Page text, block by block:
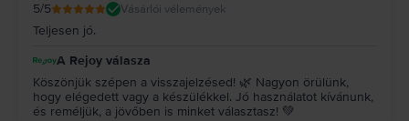
5/5 Vásárlói vélemények
Teljesen jó.
A Rejoy válasza
Köszönjük szépen a visszajelzésed! 🌿 Nagyon örülünk,
hogy elégedett vagy a készülékkel. Jó használatot kívánunk,
és reméljük, a jövőben is minket választasz! 💚